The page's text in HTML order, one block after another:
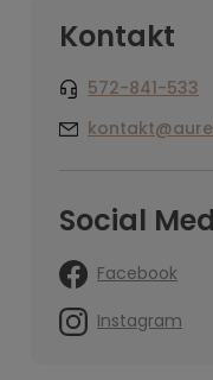
Kontakt
572-841-533
Social
Facebook
Instagram